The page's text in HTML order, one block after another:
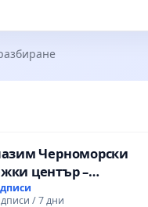
Черноморски
център –
за младите на
/ 7 дни